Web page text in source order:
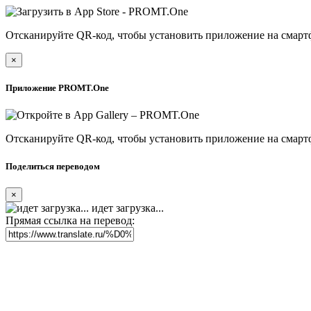
Отсканируйте QR-код, чтобы установить приложение на
×
Приложение PROMT.One
Отсканируйте QR-код, чтобы установить приложение на
Поделиться переводом
×
идет загрузка...
Прямая ссылка на перевод: